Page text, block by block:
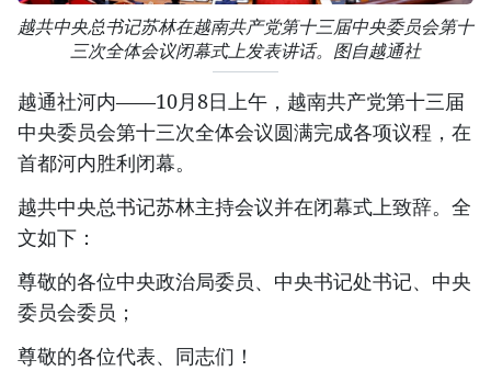
越共中央总书记苏林在越南共产党第十三届中央委员会第十
三次全体会议闭幕式上发表讲话。图自越通社
越通社河内——10月8日上午，越南共产党第十三届
中央委员会第十三次全体会议圆满完成各项议程，在
首都河内胜利闭幕。
越共中央总书记苏林主持会议并在闭幕式上致辞。全
文如下：
尊敬的各位中央政治局委员、中央书记处书记、中央
委员会委员；
尊敬的各位代表、同志们！